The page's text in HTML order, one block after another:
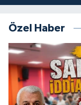
Özel Haber